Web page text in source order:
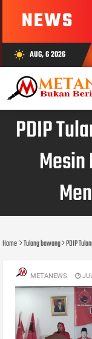
NEWS
wb_sunny AUG, 6 2026
PDIP
Mesin
Home Tulang bawang PDIP
METANEWS